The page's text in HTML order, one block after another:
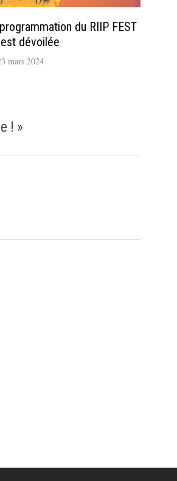
du RIIP FEST
dévoilée
mars 2024
! »